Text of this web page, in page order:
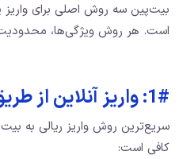
بیت‌پین سه روش اصلی برای واریز
است. هر روش ویژگی‌ها،
1#: واریز آنلاین از طریق درگاه بانکی
سریع‌ترین روش واریز ریالی به
کافی است: